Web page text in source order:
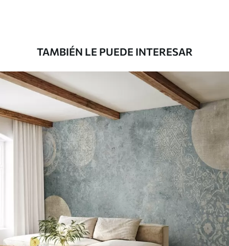
Vinilo Premium
43816.6726290.00$/m²
TAMBIÉN LE PUEDE INTERESAR